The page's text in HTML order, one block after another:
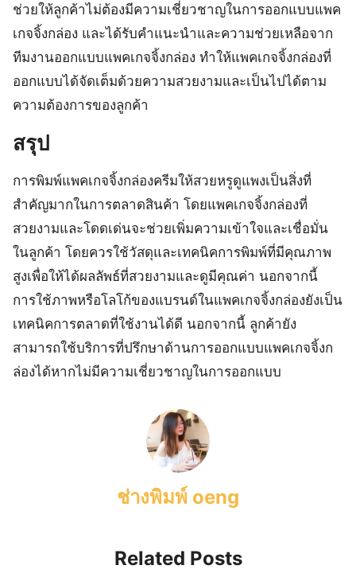
ช่วยให้ลูกค้าไม่ต้องมีความเชี่ยวชาญในการออกแบบแพค
เกจจิ้งกล่อง และได้รับคำแนะนำและความช่วยเหลือจาก
ทีมงานออกแบบแพคเกจจิ้งกล่อง ทำให้แพคเกจจิ้งกล่องที่
ออกแบบได้จัดเต็มด้วยความสวยงามและเป็นไปได้ตาม
ความต้องการของลูกค้า
สรุป
การพิมพ์แพคเกจจิ้งกล่องครีมให้สวยหรูดูแพงเป็นสิ่งที่
สำคัญมากในการตลาดสินค้า โดยแพคเกจจิ้งกล่องที่
สวยงามและโดดเด่นจะช่วยเพิ่มความเข้าใจและเชื่อมั่น
ในลูกค้า โดยควรใช้วัสดุและเทคนิคการพิมพ์ที่มีคุณภาพ
สูงเพื่อให้ได้ผลลัพธ์ที่สวยงามและดูมีคุณค่า นอกจากนี้
การใช้ภาพหรือโลโก้ของแบรนด์ในแพคเกจจิ้งกล่องยังเป็น
เทคนิคการตลาดที่ใช้งานได้ดี นอกจากนี้ ลูกค้ายัง
สามารถใช้บริการที่ปรึกษาด้านการออกแบบแพคเกจจิ้งก
ล่องได้หากไม่มีความเชี่ยวชาญในการออกแบบ
ช่างพิมพ์ oeng
Related Posts